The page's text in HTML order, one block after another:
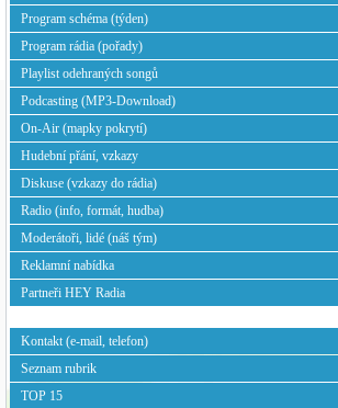
Program schéma (týden)
Program rádia (pořady)
Playlist odehraných songů
Podcasting (MP3-Download)
On-Air (mapky pokrytí)
Hudební přání, vzkazy
Diskuse (vzkazy do rádia)
Radio (info, formát, hudba)
Moderátoři, lidé (náš tým)
Reklamní nabídka
Partneři HEY Radia
Kontakt (e-mail, telefon)
Seznam rubrik
TOP 15